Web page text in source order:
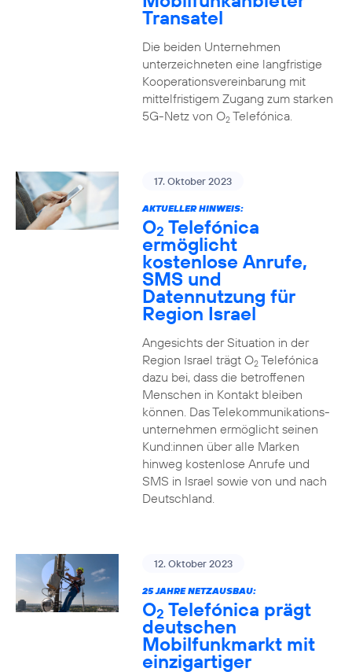
Transatel
Die beiden Unternehmen
unterzeichneten eine langfristige
Kooperationsvereinbarung mit
mittelfristigem Zugang zum starken
5G-Netz von O2Telefónica.
17. Oktober 2023
AKTUELLER HINWEIS:
O2 Telefónica
ermöglicht
kostenlose Anrufe,
SMS und
Datennutzung für
Region Israel
Angesichts der Situation in der
Region Israel trägt O2Telefónica
dazu bei, dass die betroffenen
Menschen in Kontakt bleiben
können. Das Telekommunikations­
unternehmen ermöglicht seinen
Kund:innen über alle Marken
hinweg kostenlose Anrufe und
SMS in Israel sowie von und nach
Deutschland.
12. Oktober 2023
25 JAHRE NETZAUSBAU:
O2 Telefónica prägt
deutschen
Mobilfunkmarkt mit
einzigartiger